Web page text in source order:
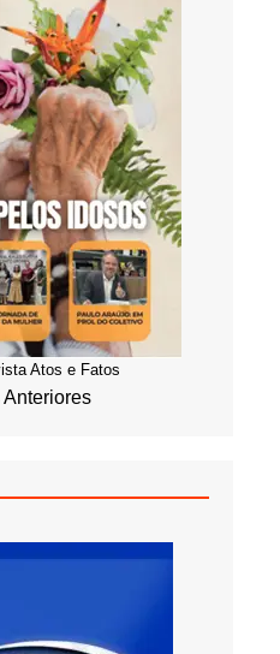
Atos e Fatos
Anteriores